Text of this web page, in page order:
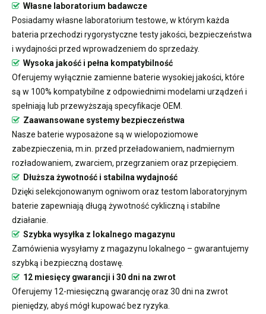
Własne laboratorium badawcze
Posiadamy własne laboratorium testowe, w którym każda
bateria przechodzi rygorystyczne testy jakości, bezpieczeństwa
i wydajności przed wprowadzeniem do sprzedaży.
Wysoka jakość i pełna kompatybilność
Oferujemy wyłącznie zamienne baterie wysokiej jakości, które
są w 100% kompatybilne z odpowiednimi modelami urządzeń i
spełniają lub przewyższają specyfikacje OEM.
Zaawansowane systemy bezpieczeństwa
Nasze baterie wyposażone są w wielopoziomowe
zabezpieczenia, m.in. przed przeładowaniem, nadmiernym
rozładowaniem, zwarciem, przegrzaniem oraz przepięciem.
Dłuższa żywotność i stabilna wydajność
Dzięki selekcjonowanym ogniwom oraz testom laboratoryjnym
baterie zapewniają długą żywotność cykliczną i stabilne
działanie.
Szybka wysyłka z lokalnego magazynu
Zamówienia wysyłamy z magazynu lokalnego – gwarantujemy
szybką i bezpieczną dostawę.
12 miesięcy gwarancji i 30 dni na zwrot
Oferujemy 12-miesięczną gwarancję oraz 30 dni na zwrot
pieniędzy, abyś mógł kupować bez ryzyka.